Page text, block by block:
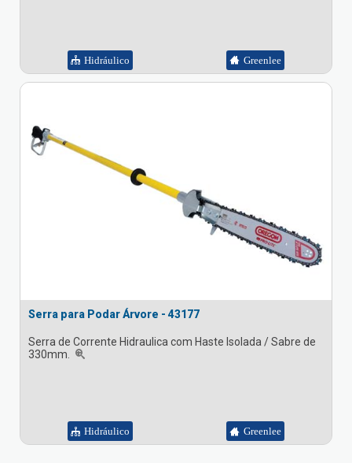
Hidráulico Greenlee
Serra para Podar Árvore - 43177
Serra de Corrente Hidraulica com Haste Isolada / Sabre de
330mm.
Hidráulico Greenlee